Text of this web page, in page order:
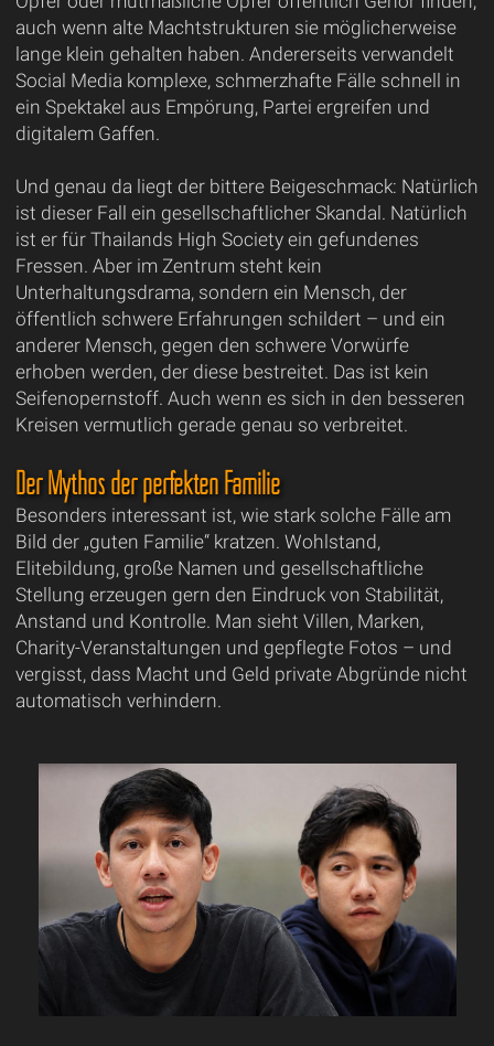
auch wenn alte Machtstrukturen sie möglicherweise
lange klein gehalten haben. Andererseits verwandelt
Social Media komplexe, schmerzhafte Fälle schnell in
ein Spektakel aus Empörung, Partei ergreifen und
digitalem Gaffen.
Und genau da liegt der bittere Beigeschmack: Natürlich
ist dieser Fall ein gesellschaftlicher Skandal. Natürlich
ist er für Thailands High Society ein gefundenes
Fressen. Aber im Zentrum steht kein
Unterhaltungsdrama, sondern ein Mensch, der
öffentlich schwere Erfahrungen schildert – und ein
anderer Mensch, gegen den schwere Vorwürfe
erhoben werden, der diese bestreitet. Das ist kein
Seifenopernstoff. Auch wenn es sich in den besseren
Kreisen vermutlich gerade genau so verbreitet.
Der Mythos der perfekten Familie
Besonders interessant ist, wie stark solche Fälle am
Bild der „guten Familie“ kratzen. Wohlstand,
Elitebildung, große Namen und gesellschaftliche
Stellung erzeugen gern den Eindruck von Stabilität,
Anstand und Kontrolle. Man sieht Villen, Marken,
Charity-Veranstaltungen und gepflegte Fotos – und
vergisst, dass Macht und Geld private Abgründe nicht
automatisch verhindern.